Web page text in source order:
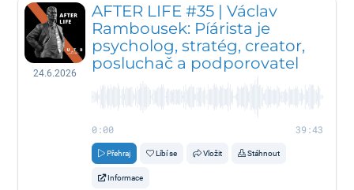
24.6.2026
AFTER LIFE #35 | Václav
Rambousek: Píárista je
psycholog, stratég, creator,
posluchač a podporovatel
0:00 39:43
Přehraj Líbí se Vložit Stáhnout
Informace